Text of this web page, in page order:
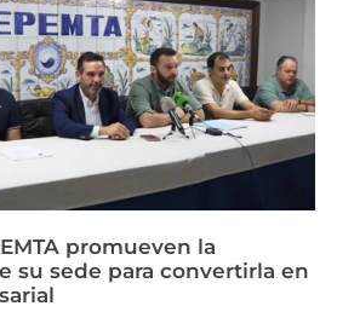
promueven la
su sede para convertirla en